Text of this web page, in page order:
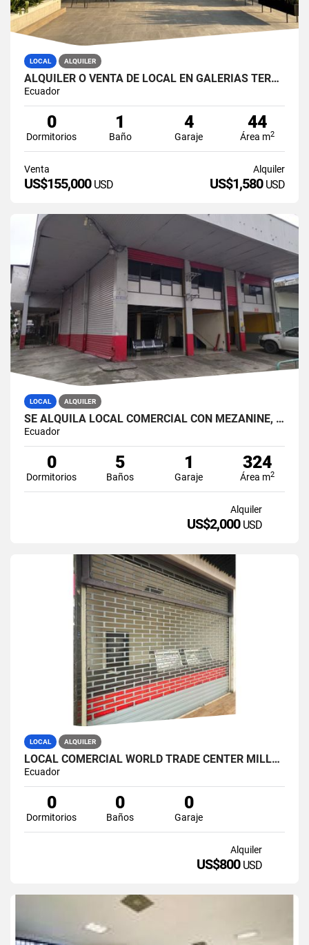
LOCAL ALQUILER
ALQUILER O VENTA DE LOCAL EN GALERIAS TERRASNOSTRA
Ecuador
0
Dormitorios
1
Baño
4
Garaje
44
Área m2
Venta
US$155,000 USD
Alquiler
US$1,580 USD
LOCAL ALQUILER
SE ALQUILA LOCAL COMERCIAL CON MEZANINE, CALLE PEDRO MONCAYO (MONIJ)
Ecuador
0
Dormitorios
5
Baños
1
Garaje
324
Área m2
Alquiler
US$2,000 USD
LOCAL ALQUILER
LOCAL COMERCIAL WORLD TRADE CENTER MILLENIUM GALERY
Ecuador
0
Dormitorios
0
Baños
0
Garaje
Alquiler
US$800 USD